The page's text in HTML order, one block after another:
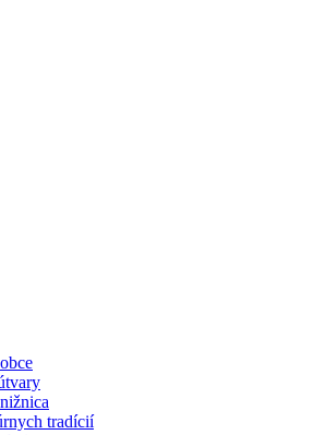
tradícií